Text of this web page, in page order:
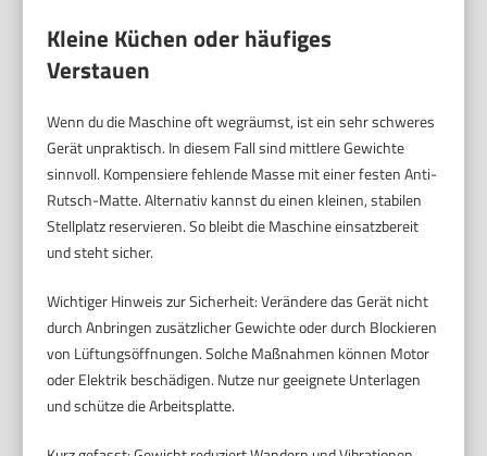
Kleine Küchen oder häufiges
Verstauen
Wenn du die Maschine oft wegräumst, ist ein sehr schweres
Gerät unpraktisch. In diesem Fall sind mittlere Gewichte
sinnvoll. Kompensiere fehlende Masse mit einer festen Anti-
Rutsch-Matte. Alternativ kannst du einen kleinen, stabilen
Stellplatz reservieren. So bleibt die Maschine einsatzbereit
und steht sicher.
Wichtiger Hinweis zur Sicherheit: Verändere das Gerät nicht
durch Anbringen zusätzlicher Gewichte oder durch Blockieren
von Lüftungsöffnungen. Solche Maßnahmen können Motor
oder Elektrik beschädigen. Nutze nur geeignete Unterlagen
und schütze die Arbeitsplatte.